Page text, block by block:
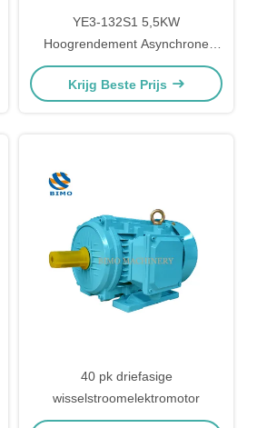
YE3-132S1 5,5KW
Hoogrendement Asynchrone
Elektromotor
Krijg Beste Prijs
40 pk driefasige
wisselstroomelektromotor